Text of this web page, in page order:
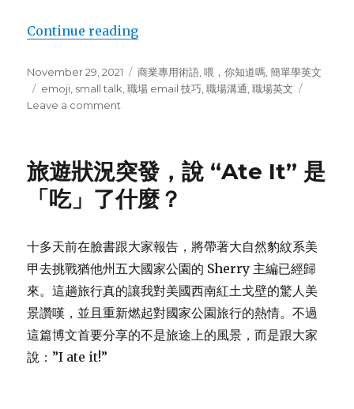
Continue reading
Posted
on
November 29, 2021 Categories
商業專用術語,喂，你知道嗎,簡單學英文
Tags
emoji, small talk,職場 email 技巧,職場溝通,職場英文
Leave a comment
作
email
技
巧，
讓
你
在
職
場
旅遊狀況突發，說 “Ate It” 是
「吃」了什麼？
十多天前在臉書跟大家報告，將帶著大自然豹紋系美
甲去挑戰猶他州五大國家公園的 Sherry 主編已經歸
來。這趟旅行真的讓我對美國西南紅土戈壁的驚人美
景讚嘆，並且重新燃起對國家公園旅行的熱情。不過
這篇博文首要分享的不是旅途上的風景，而是跟大家
說：”I ate it!”